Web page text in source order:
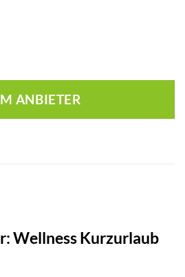
ANBIETER
Wellness Kurzurlaub